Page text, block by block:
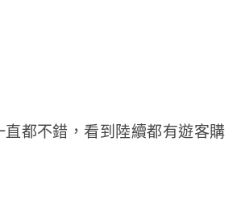
都不錯，看到陸續都有遊客購